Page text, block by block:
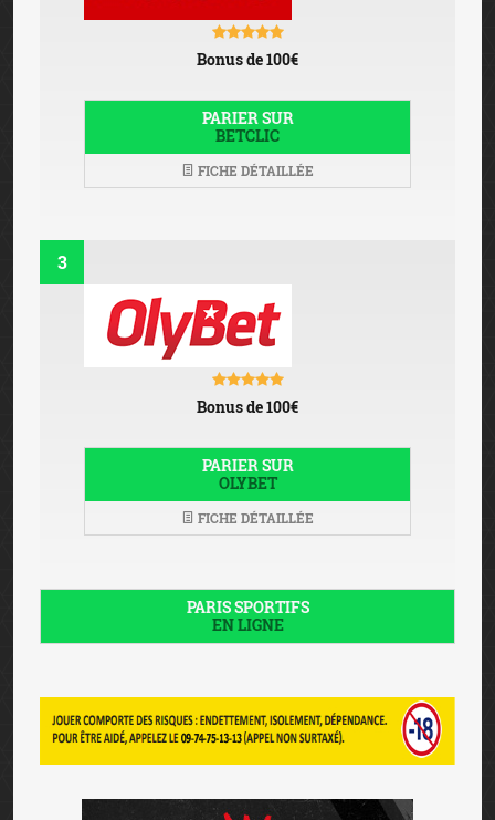
Bonus de 100€
PARIER SUR
BETCLIC
FICHE DÉTAILLÉE
3
Bonus de 100€
PARIER SUR
OLYBET
FICHE DÉTAILLÉE
PARIS SPORTIFS
EN LIGNE